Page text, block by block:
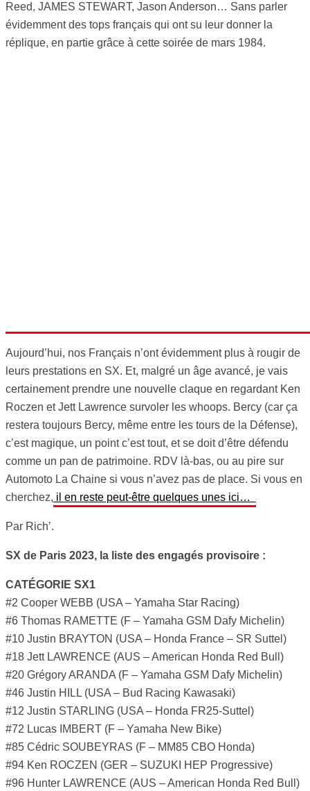
Reed, JAMES STEWART, Jason Anderson… Sans parler
évidemment des tops français qui ont su leur donner la
réplique, en partie grâce à cette soirée de mars 1984.
Aujourd’hui, nos Français n’ont évidemment plus à rougir de
leurs prestations en SX. Et, malgré un âge avancé, je vais
certainement prendre une nouvelle claque en regardant Ken
Roczen et Jett Lawrence survoler les whoops. Bercy (car ça
restera toujours Bercy, même entre les tours de la Défense),
c’est magique, un point c’est tout, et se doit d’être défendu
comme un pan de patrimoine. RDV là-bas, ou au pire sur
Automoto La Chaine si vous n’avez pas de place. Si vous en
cherchez, il en reste peut-être quelques unes ici…
Par Rich’.
SX de Paris 2023, la liste des engagés provisoire :
CATÉGORIE SX1
#2 Cooper WEBB (USA – Yamaha Star Racing)
#6 Thomas RAMETTE (F – Yamaha GSM Dafy Michelin)
#10 Justin BRAYTON (USA – Honda France – SR Suttel)
#18 Jett LAWRENCE (AUS – American Honda Red Bull)
#20 Grégory ARANDA (F – Yamaha GSM Dafy Michelin)
#46 Justin HILL (USA – Bud Racing Kawasaki)
#12 Justin STARLING (USA – Honda FR25-Suttel)
#72 Lucas IMBERT (F – Yamaha New Bike)
#85 Cédric SOUBEYRAS (F – MM85 CBO Honda)
#94 Ken ROCZEN (GER – SUZUKI HEP Progressive)
#96 Hunter LAWRENCE (AUS – American Honda Red Bull)